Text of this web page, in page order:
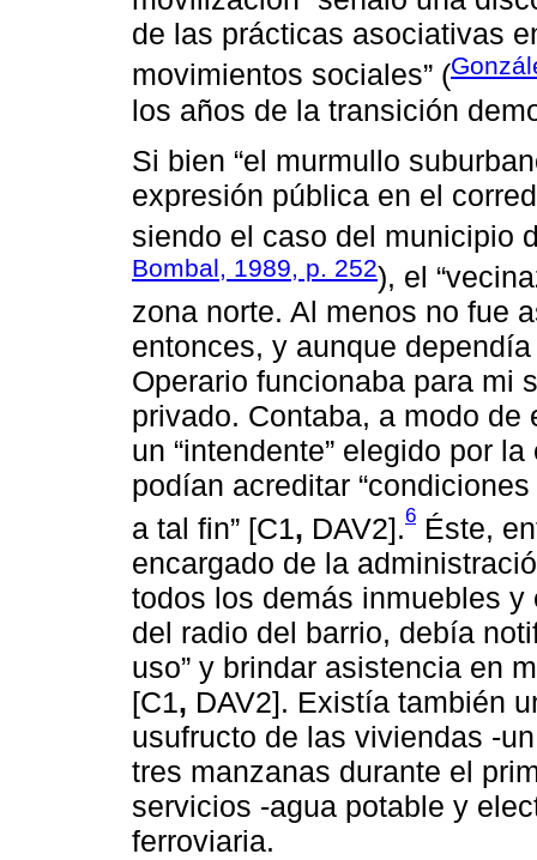
de las prácticas asociativas
movimientos sociales” (
los años de la transición
Si bien “el murmullo
expresión pública en el
siendo el caso del municipio
Bombal, 1989, p. 252), el
zona norte. Al menos no fue
entonces, y aunque
Operario funcionaba para mi
privado. Contaba, a modo
un “intendente” elegido por
podían acreditar
a tal fin” [C1, DAV2].6 Éste,
encargado de la
todos los demás inmuebles
del radio del barrio, debía
uso” y brindar asistencia en
[C1, DAV2]. Existía también
usufructo de las viviendas -
tres manzanas durante el
servicios -agua potable y
ferroviaria.